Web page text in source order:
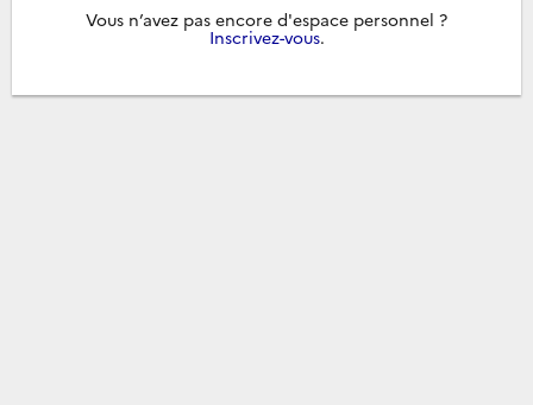
Vous n’avez pas encore d'espace personnel ?
Inscrivez-vous.